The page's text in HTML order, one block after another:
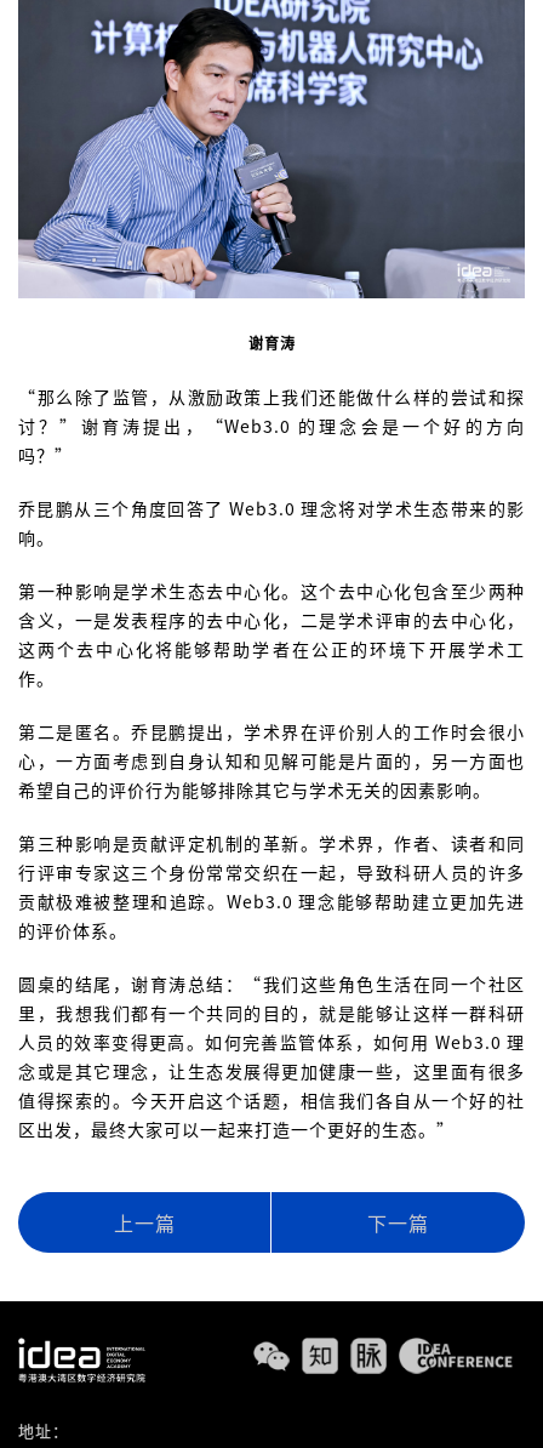
谢育涛
“那么除了监管，从激励政策上我们还能做什么样的尝试和探
讨？”谢育涛提出，“Web3.0 的理念会是一个好的方向
吗？”
乔昆鹏从三个角度回答了 Web3.0 理念将对学术生态带来的影
响。
第一种影响是学术生态去中心化。这个去中心化包含至少两种
含义，一是发表程序的去中心化，二是学术评审的去中心化，
这两个去中心化将能够帮助学者在公正的环境下开展学术工
作。
第二是匿名。乔昆鹏提出，学术界在评价别人的工作时会很小
心，一方面考虑到自身认知和见解可能是片面的，另一方面也
希望自己的评价行为能够排除其它与学术无关的因素影响。
第三种影响是贡献评定机制的革新。学术界，作者、读者和同
行评审专家这三个身份常常交织在一起，导致科研人员的许多
贡献极难被整理和追踪。Web3.0 理念能够帮助建立更加先进
的评价体系。
圆桌的结尾，谢育涛总结：“我们这些角色生活在同一个社区
里，我想我们都有一个共同的目的，就是能够让这样一群科研
人员的效率变得更高。如何完善监管体系，如何用 Web3.0 理
念或是其它理念，让生态发展得更加健康一些，这里面有很多
值得探索的。今天开启这个话题，相信我们各自从一个好的社
区出发，最终大家可以一起来打造一个更好的生态。”
上一篇 下一篇
地址：